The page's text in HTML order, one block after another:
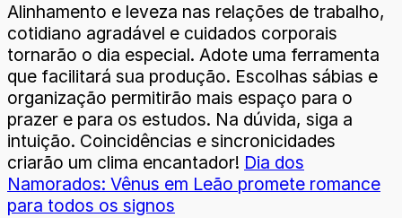
Alinhamento e leveza nas relações de trabalho,
cotidiano agradável e cuidados corporais
tornarão o dia especial. Adote uma ferramenta
que facilitará sua produção. Escolhas sábias e
organização permitirão mais espaço para o
prazer e para os estudos. Na dúvida, siga a
intuição. Coincidências e sincronicidades
criarão um clima encantador! Dia dos
Namorados: Vênus em Leão promete romance
para todos os signos